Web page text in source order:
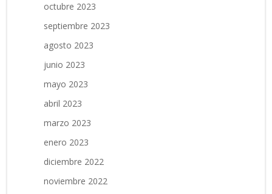
octubre 2023
septiembre 2023
agosto 2023
junio 2023
mayo 2023
abril 2023
marzo 2023
enero 2023
diciembre 2022
noviembre 2022